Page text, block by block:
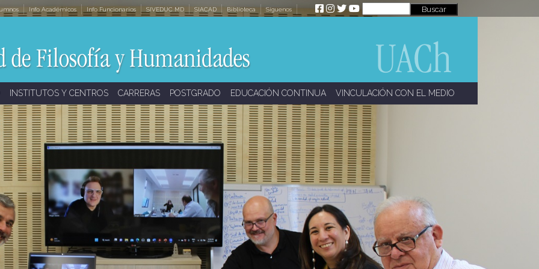
Info Académicos Info Funcionarios SIVEDUC MD SIACAD Biblioteca Síguenos
INSTITUTOS Y CENTROS CARRERAS POSTGRADO EDUCACIÓN CONTINUA VINCULACIÓN CON EL MEDIO